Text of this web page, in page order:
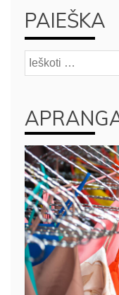
PAIEŠKA
Ieškoti: